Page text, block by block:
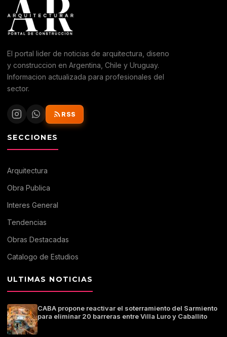
El portal lider de noticias de arquitectura, diseno
y construccion en Argentina, Chile y Uruguay.
Informacion actualizada para profesionales del
sector.
RSS
SECCIONES
Arquitectura
Obra Publica
Interes General
Tendencias
Obras Destacadas
Catalogo de Estudios
ULTIMAS NOTICIAS
CABA propone reactivar el soterramiento del Sarmiento
para eliminar 20 barreras entre Villa Luro y Caballito